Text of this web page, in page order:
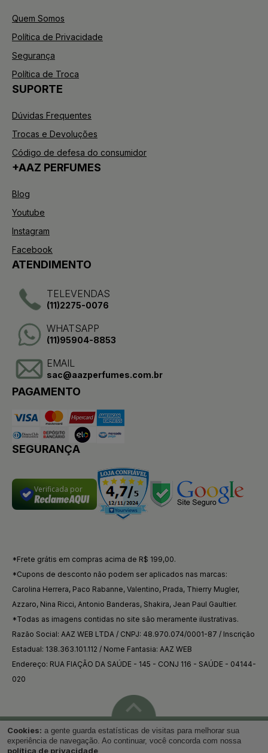
Quem Somos
Política de Privacidade
Segurança
Política de Troca
SUPORTE
Dúvidas Frequentes
Trocas e Devoluções
Código de defesa do consumidor
+AAZ PERFUMES
Blog
Youtube
Instagram
Facebook
ATENDIMENTO
TELEVENDAS
(11)2275-0076
WHATSAPP
(11)95904-8853
EMAIL
sac@aazperfumes.com.br
PAGAMENTO
SEGURANÇA
Verificada por
*Frete grátis em compras acima de R$ 199,00.
*Cupons de desconto não podem ser aplicados nas marcas:
Carolina Herrera, Paco Rabanne, Valentino, Prada, Thierry Mugler,
Azzaro, Nina Ricci, Antonio Banderas, Shakira, Jean Paul Gaultier.
*Todas as imagens contidas no site são meramente ilustrativas.
Razão Social: AAZ WEB LTDA / CNPJ: 48.970.074/0001-87 / Inscrição
Estadual: 138.363.101.112 / Nome Fantasia: AAZ WEB
Endereço: RUA FIAÇÃO DA SAÚDE - 145 - CONJ 116 - SAÚDE - 04144-
020
Voltar ao topo
Cookies: a gente guarda estatísticas de visitas para melhorar sua
experiência de navegação. Ao continuar, você concorda com nossa
política de privacidade